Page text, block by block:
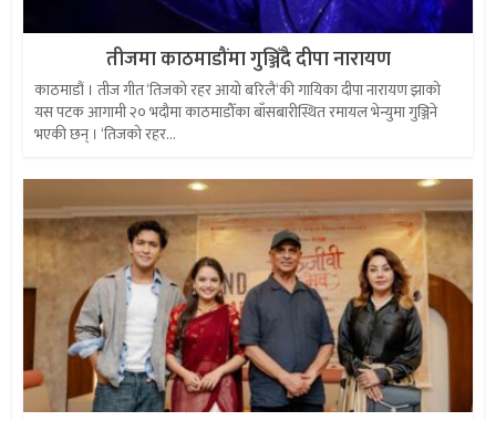
तीजमा काठमाडौंमा गुञ्जिँदै दीपा नारायण
काठमाडौं । तीज गीत ‘तिजको रहर आयो बरिलै‘की गायिका दीपा नारायण झाको
यस पटक आगामी २० भदौमा काठमाडौँका बाँसबारीस्थित रमायल भेन्युमा गुञ्जिने
भएकी छन् । ‘तिजको रहर...